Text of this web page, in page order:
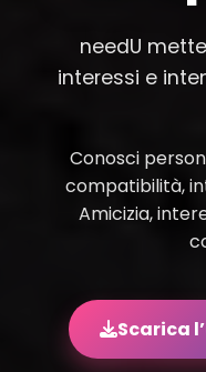
needU
interessi e
Conosci
compatibilità,
Amicizia,
Scarica